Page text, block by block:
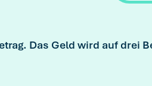
Das Geld wird auf drei